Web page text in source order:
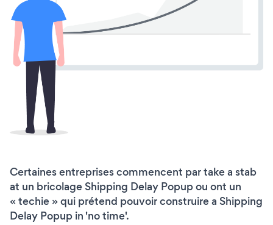
Certaines entreprises commencent par take a stab
at un bricolage Shipping Delay Popup ou ont un
« techie » qui prétend pouvoir construire a Shipping
Delay Popup in 'no time'.